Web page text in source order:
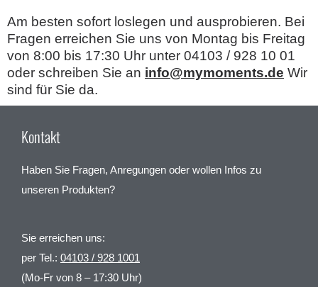
Am besten sofort loslegen und ausprobieren. Bei
Fragen erreichen Sie uns von Montag bis Freitag
von 8:00 bis 17:30 Uhr unter 04103 / 928 10 01
oder schreiben Sie an info@mymoments.de Wir
sind für Sie da.
Kontakt
Haben Sie Fragen, Anregungen oder wollen Infos zu
unseren Produkten?
Sie erreichen uns:
per Tel.: 04103 / 928 1001
(Mo-Fr von 8 – 17:30 Uhr)